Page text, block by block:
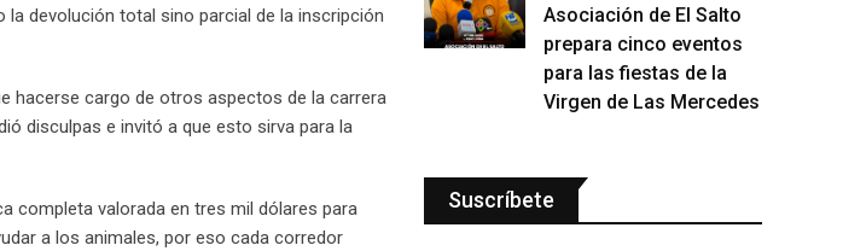
devolución total sino parcial de la inscripción
hacerse cargo de otros aspectos de la carrera
disculpas e invitó a que esto sirva para la
completa valorada en tres mil dólares para
a los animales, por eso cada corredor
Asociación de El Salto
prepara cinco eventos
para las fiestas de la
Virgen de Las Mercedes
Suscríbete